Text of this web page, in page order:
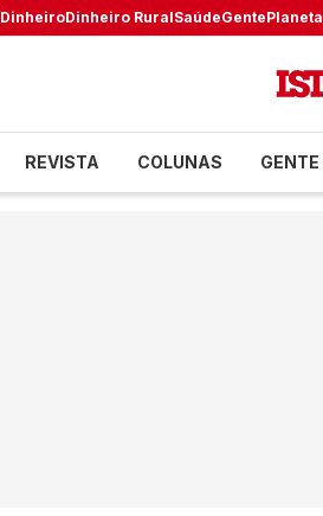
DinheiroDinheiro RuralSaúdeGentePlaneta
REVISTA COLUNAS GENTE